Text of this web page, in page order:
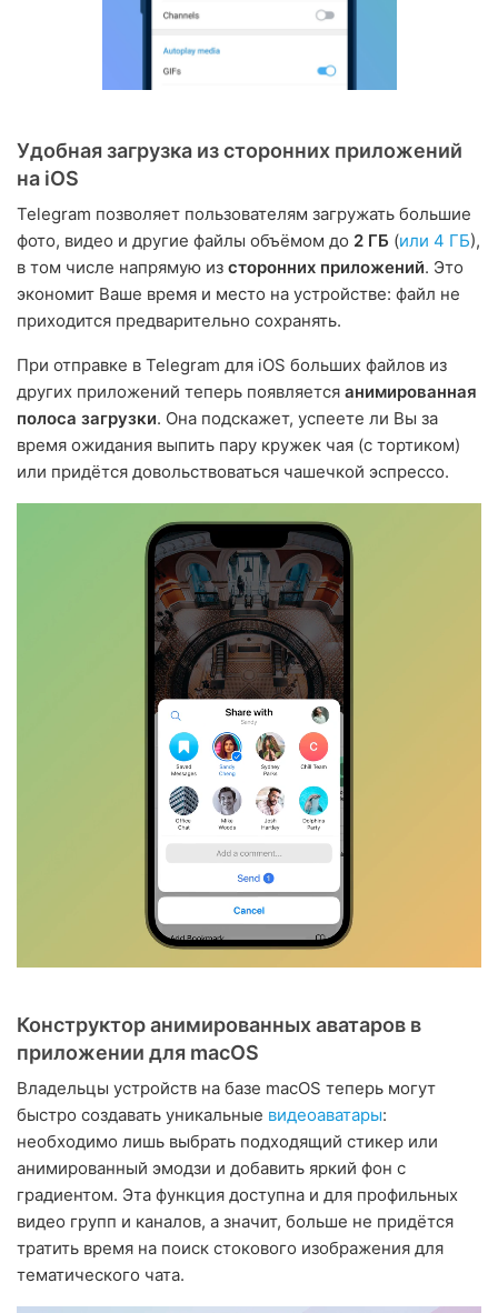
Удобная загрузка из сторонних приложений
на iOS
Telegram позволяет пользователям загружать большие
фото, видео и другие файлы объёмом до 2 ГБ (или 4 ГБ),
в том числе напрямую из сторонних приложений. Это
экономит Ваше время и место на устройстве: файл не
приходится предварительно сохранять.
При отправке в Telegram для iOS больших файлов из
других приложений теперь появляется анимированная
полоса загрузки. Она подскажет, успеете ли Вы за
время ожидания выпить пару кружек чая (с тортиком)
или придётся довольствоваться чашечкой эспрессо.
Конструктор анимированных аватаров в
приложении для macOS
Владельцы устройств на базе macOS теперь могут
быстро создавать уникальные видеоаватары:
необходимо лишь выбрать подходящий стикер или
анимированный эмодзи и добавить яркий фон с
градиентом. Эта функция доступна и для профильных
видео групп и каналов, а значит, больше не придётся
тратить время на поиск стокового изображения для
тематического чата.